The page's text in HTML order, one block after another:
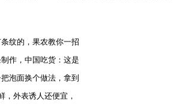
纹的，果农教你一招
作，中国吃货：这是
泡面换个做法，拿到
，外表诱人还便宜，